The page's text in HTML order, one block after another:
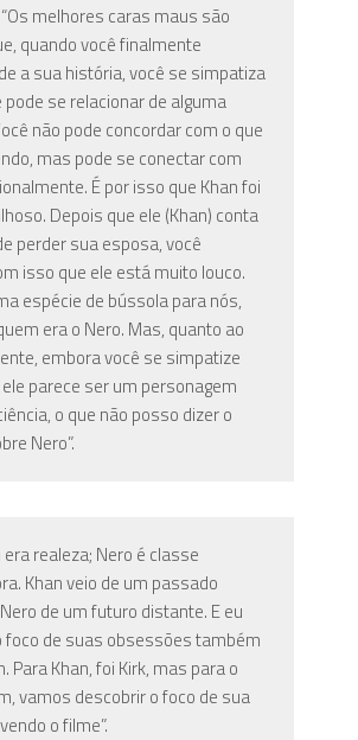
melhores caras maus são
quando você finalmente
a sua história, você se simpatiza
pode se relacionar de alguma
não pode concordar com o que
mas pode se conectar com
É por isso que Khan foi
Depois que ele (Khan) conta
perder sua esposa, você
isso que ele está muito louco.
espécie de bússola para nós,
era o Nero. Mas, quanto ao
embora você se simpatize
parece ser um personagem
o que não posso dizer o
Nero”.
era realeza; Nero é classe
Khan veio de um passado
de um futuro distante. E eu
foco de suas obsessões também
Para Khan, foi Kirk, mas para o
vamos descobrir o foco de sua
o filme”.